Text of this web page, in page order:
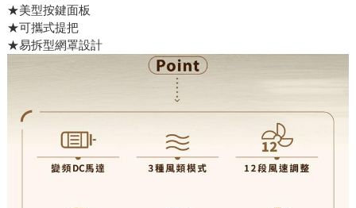
★美型按鍵面板
★可攜式提把
★易拆型網罩設計